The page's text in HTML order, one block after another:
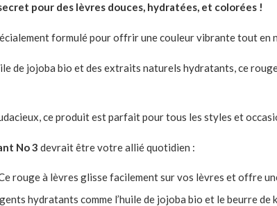
pour des lèvres douces, hydratées, et colorées !
formulé pour offrir une couleur vibrante tout en
de jojoba bio et des extraits naturels hydratants, ce
ce produit est parfait pour tous les styles et
No 3 devrait être votre allié quotidien :
rouge à lèvres glisse facilement sur vos lèvres et offre
hydratants comme l’huile de jojoba bio et le beurre